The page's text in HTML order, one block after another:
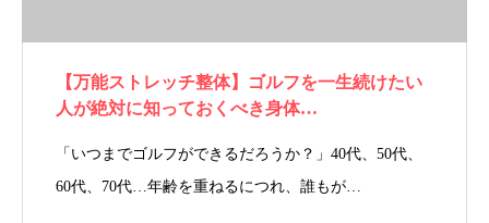
【万能ストレッチ整体】ゴルフを一生続けたい
人が絶対に知っておくべき身体…
「いつまでゴルフができるだろうか？」40代、50代、
60代、70代…年齢を重ねるにつれ、誰もが…